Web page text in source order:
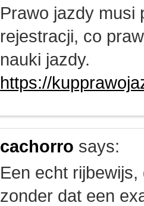
Prawo jazdy musi
rejestracji, co
nauki jazdy.
https://
cachorro says:
Een echt
zonder dat een